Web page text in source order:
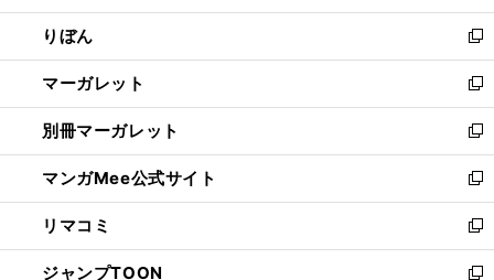
開
く
ウ
で
開
く
ン
ド
ウ
で
開
く
ウ
ィ
ン
ド
ウ
で
開
く
りぼん
新
し
い
ウ
ィ
ン
ド
ウ
で
開
く
マーガレット
新
し
い
ウ
ィ
ン
ド
ウ
で
別冊マーガレット
新
し
い
ウ
ィ
ン
ド
マンガMee公式サイト
新
し
い
ウ
ィ
リマコミ
新
し
ジャンプTOON